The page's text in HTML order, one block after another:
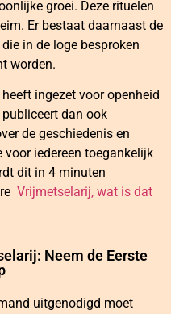
groei. Deze rituelen
Er bestaat daarnaast de
in de loge besproken
worden.
ingezet voor openheid
dan ook
de geschiedenis en
iedereen toegankelijk
dit in 4 minuten
Vrijmetselarij, wat is dat
Neem de Eerste
uitgenodigd moet